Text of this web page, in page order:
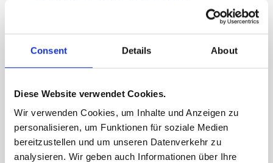
Consent Details About
Diese Website verwendet Cookies.
Wir verwenden Cookies, um Inhalte und Anzeigen zu
personalisieren, um Funktionen für soziale Medien
bereitzustellen und um unseren Datenverkehr zu
analysieren. Wir geben auch Informationen über Ihre